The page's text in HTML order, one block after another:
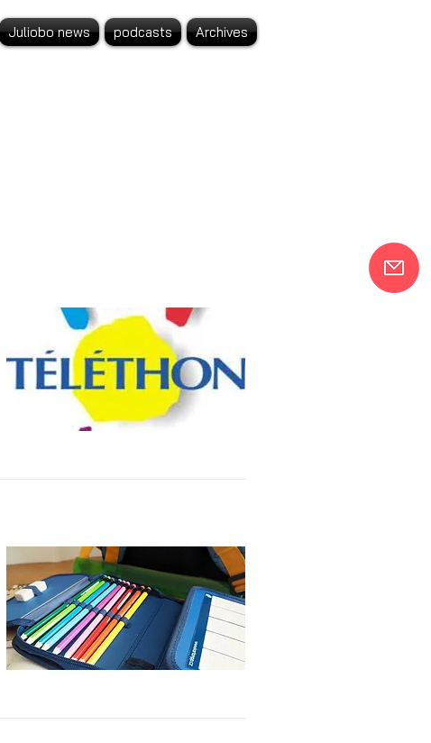
Juliobo news podcasts Archives